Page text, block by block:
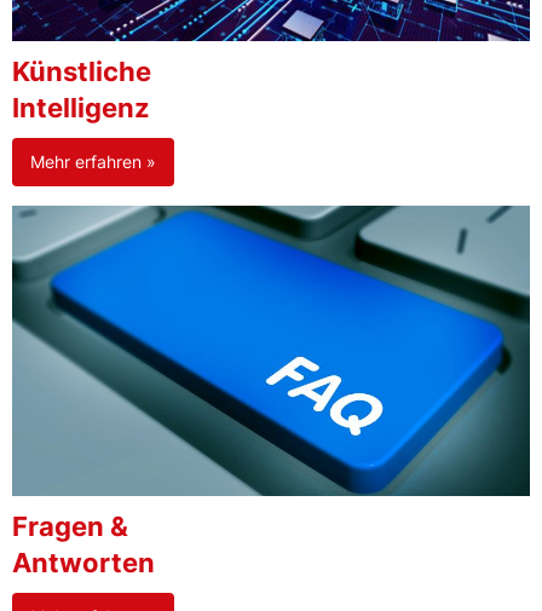
Künstliche
Intelligenz
Mehr erfahren »
Fragen &
Antworten